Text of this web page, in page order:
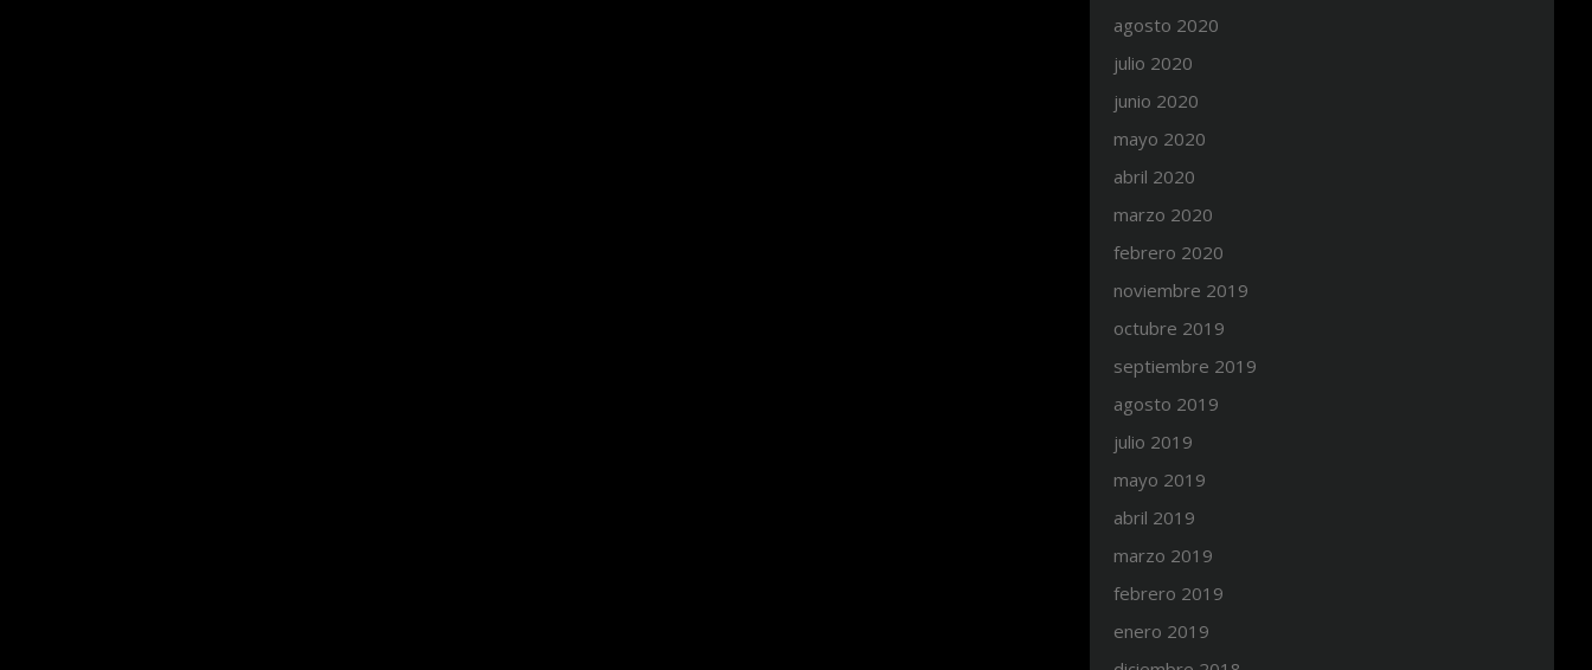
agosto 2020
julio 2020
junio 2020
mayo 2020
abril 2020
marzo 2020
febrero 2020
noviembre 2019
octubre 2019
septiembre 2019
agosto 2019
julio 2019
mayo 2019
abril 2019
marzo 2019
febrero 2019
enero 2019